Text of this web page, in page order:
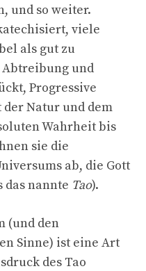
und so weiter.
viele
als gut zu
Abtreibung und
Progressive
Natur und dem
Wahrheit bis
sie die
ab, die Gott
das nannte Tao).
(und den
Sinne) ist eine Art
des Tao